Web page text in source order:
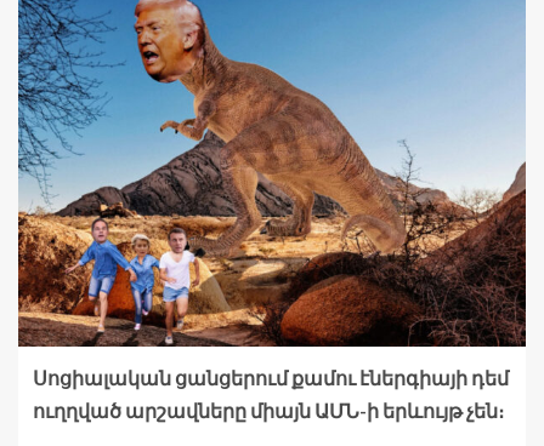
Սոցիալական ցանցերում քամու էներգիայի դեմ
ուղղված արշավները միայն ԱՄՆ-ի երևույթ չեն։